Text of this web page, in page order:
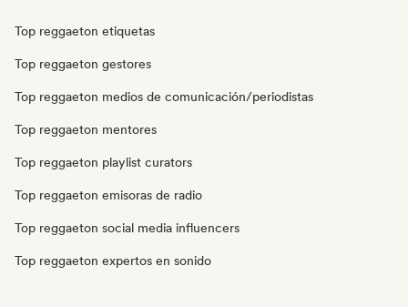
Top reggaeton etiquetas
Top reggaeton gestores
Top reggaeton medios de comunicación/periodistas
Top reggaeton mentores
Top reggaeton playlist curators
Top reggaeton emisoras de radio
Top reggaeton social media influencers
Top reggaeton expertos en sonido